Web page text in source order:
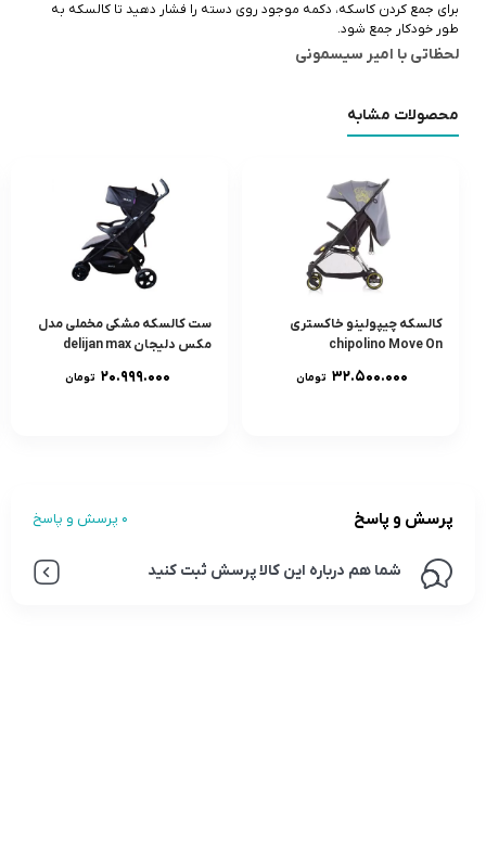
برای جمع کردن کاسکه، دکمه موجود روی دسته را فشار دهید تا کالسکه به
طور خودکار جمع شود.
لحظاتی با امیر سیسمونی
محصولات مشابه
کالسکه چیپولینو خاکستری
chipolino Move On
۳۲.۵۰۰.۰۰۰ تومان
ست کالسکه مشکی مخملی مدل
مکس دلیجان delijan max
۲۰.۹۹۹.۰۰۰ تومان
پرسش و پاسخ 0 پرسش و پاسخ
شما هم درباره این کالا پرسش ثبت کنید